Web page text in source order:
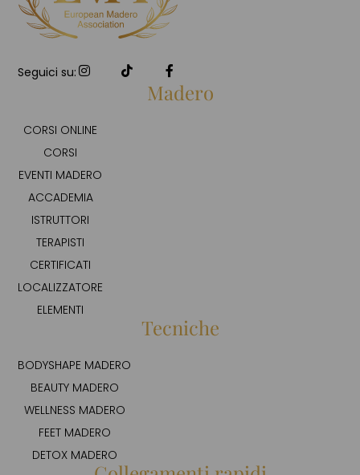
Seguici su:
Madero
CORSI ONLINE
CORSI
EVENTI MADERO
ACCADEMIA
ISTRUTTORI
TERAPISTI
CERTIFICATI
LOCALIZZATORE
ELEMENTI
Tecniche
BODYSHAPE MADERO
BEAUTY MADERO
WELLNESS MADERO
FEET MADERO
DETOX MADERO